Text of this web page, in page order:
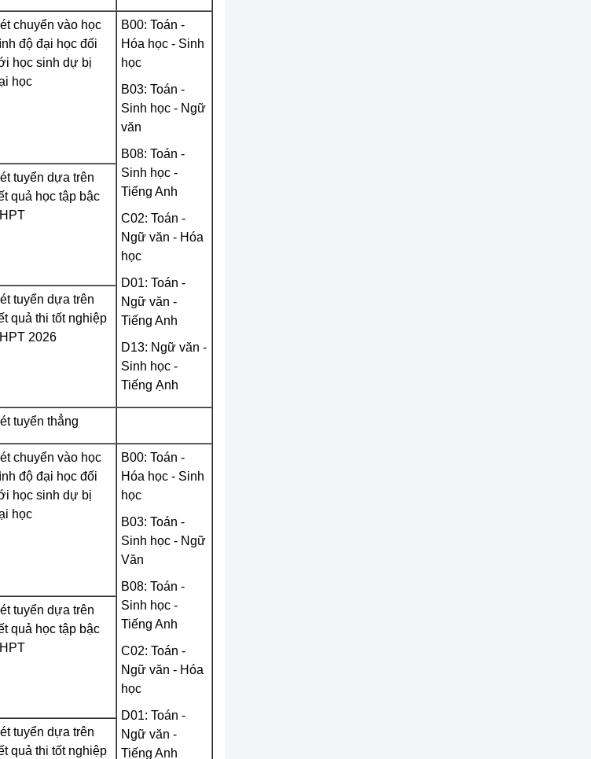
chuyển vào học
độ đại học đối
học sinh dự bị
học
B00: Toán -
Hóa học - Sinh
học
B03: Toán -
Sinh học - Ngữ
văn
B08: Toán -
Sinh học -
Tiếng Anh
C02: Toán -
Ngữ văn - Hóa
học
D01: Toán -
Ngữ văn -
Tiếng Anh
D13: Ngữ văn -
Sinh học -
Tiếng Ạnh
tuyển dựa trên
quả học tập bậc
tuyển dựa trên
quả thi tốt nghiệp
2026
tuyển thẳng
chuyển vào học
độ đại học đối
học sinh dự bị
học
B00: Toán -
Hóa học - Sinh
học
B03: Toán -
Sinh học - Ngữ
Văn
B08: Toán -
Sinh học -
Tiếng Anh
C02: Toán -
Ngữ văn - Hóa
học
D01: Toán -
Ngữ văn -
Tiếng Anh
tuyển dựa trên
quả học tập bậc
tuyển dựa trên
quả thi tốt nghiệp